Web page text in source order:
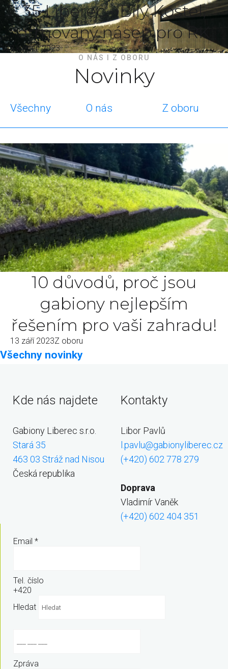
35 Liberec - Bílý Kostel,
armovaný násep pro RK
23 květen 2023
O NÁS I Z OBORU
Novinky
Všechny O nás Z oboru
10 důvodů, proč jsou
gabiony nejlepším
řešením pro vaši zahradu!
13 září 2023Z oboru
Všechny novinky
Kde nás najdete
Gabiony Liberec s.r.o.
Stará 35
463 03 Stráž nad Nisou
Česká republika
Kontakty
Libor Pavlů
l.pavlu@gabionyliberec.cz
(+420) 602 778 279
Doprava
Vladimír Vaněk
(+420) 602 404 351
Email *
Tel. číslo
+420
Hledat
Zpráva